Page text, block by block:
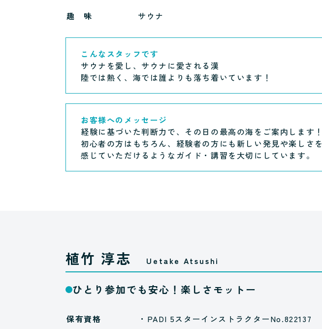
趣 味
サウナ
こんなスタッフです
サウナを愛し、サウナに愛される漢
陸では熱く、海では誰よりも落ち着いています！
お客様へのメッセージ
経験に基づいた判断力で、その日の最高の海をご案内します！
初心者の方はもちろん、経験者の方にも新しい発見や楽しさを
感じていただけるようなガイド・講習を大切にしています。
植竹 淳志 Uetake Atsushi
ひとり参加でも安心！楽しさモットー
保有資格
・PADI 5スターインストラクターNo.822137